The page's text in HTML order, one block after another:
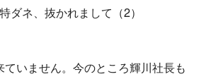
ネ、抜かれまして（2）
ていません。今のところ輝川社長も